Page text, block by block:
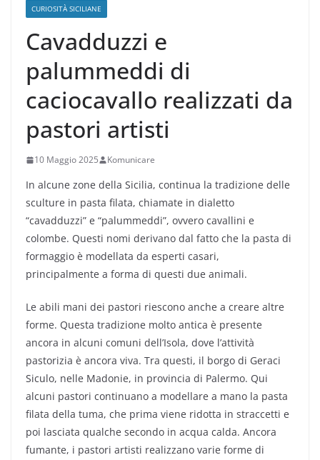
CURIOSITÀ SICILIANE
Cavadduzzi e
palummeddi di
caciocavallo realizzati da
pastori artisti
10 Maggio 2025 Komunicare
In alcune zone della Sicilia, continua la tradizione delle
sculture in pasta filata, chiamate in dialetto
“cavadduzzi” e “palummeddi”, ovvero cavallini e
colombe. Questi nomi derivano dal fatto che la pasta di
formaggio è modellata da esperti casari,
principalmente a forma di questi due animali.
Le abili mani dei pastori riescono anche a creare altre
forme. Questa tradizione molto antica è presente
ancora in alcuni comuni dell’Isola, dove l’attività
pastorizia è ancora viva. Tra questi, il borgo di Geraci
Siculo, nelle Madonie, in provincia di Palermo. Qui
alcuni pastori continuano a modellare a mano la pasta
filata della tuma, che prima viene ridotta in straccetti e
poi lasciata qualche secondo in acqua calda. Ancora
fumante, i pastori artisti realizzano varie forme di